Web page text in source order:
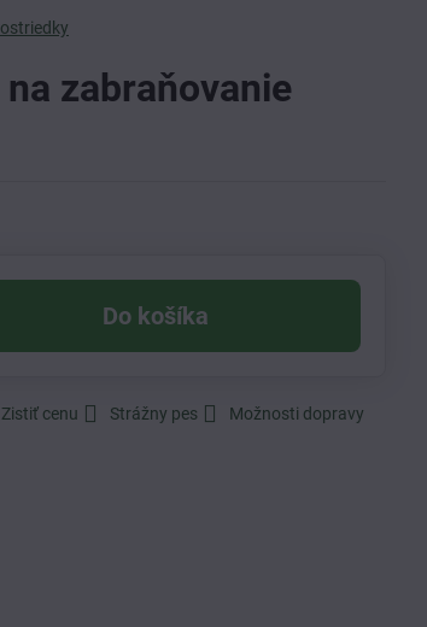
zabraňovanie
Do košíka
Zistiť cenu Strážny pes Možnosti dopravy